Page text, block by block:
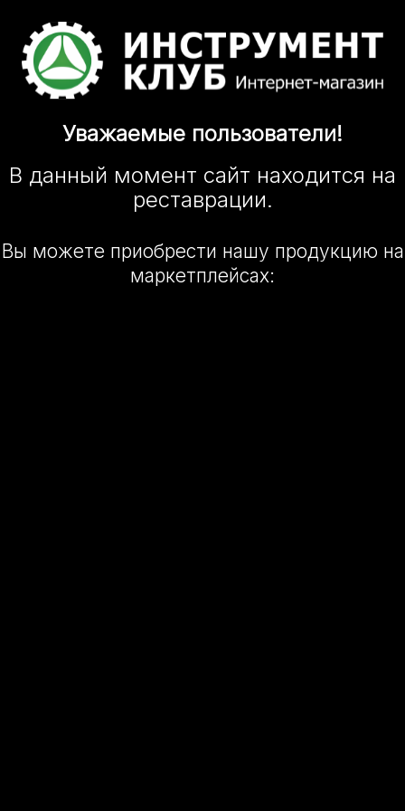
Уважаемые пользователи!
В данный момент сайт находится на
реставрации.
Вы можете приобрести нашу продукцию на
маркетплейсах: